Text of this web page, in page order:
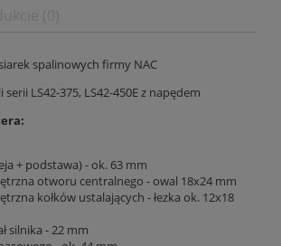
spalinowych firmy NAC
LS42-375, LS42-450E z napędem
+ podstawa) - ok. 63 mm
otworu centralnego - owal 18x24 mm
kołków ustalających - łezka ok. 12x18
silnika - 22 mm